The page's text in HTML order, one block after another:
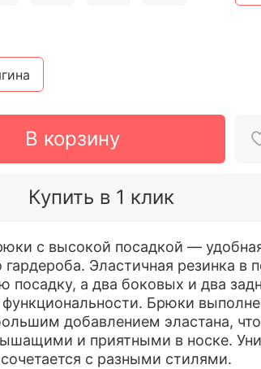
В корзину
Купить в 1 клик
с высокой посадкой —
Эластичная резинка в
посадку, а два боковых и два
Брюки
добавлением эластана,
и приятными в носке.
с разными стилями.